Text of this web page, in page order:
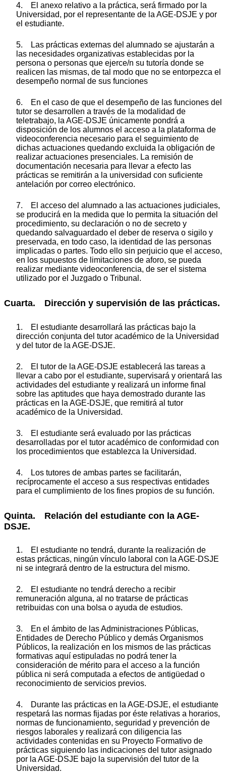
4. El anexo relativo a la práctica, será firmado por la
Universidad, por el representante de la AGE-DSJE y por
el estudiante.
5. Las prácticas externas del alumnado se ajustarán a
las necesidades organizativas establecidas por la
persona o personas que ejerce/n su tutoría donde se
realicen las mismas, de tal modo que no se entorpezca el
desempeño normal de sus funciones
6. En el caso de que el desempeño de las funciones del
tutor se desarrollen a través de la modalidad de
teletrabajo, la AGE-DSJE únicamente pondrá a
disposición de los alumnos el acceso a la plataforma de
videoconferencia necesario para el seguimiento de
dichas actuaciones quedando excluida la obligación de
realizar actuaciones presenciales. La remisión de
documentación necesaria para llevar a efecto las
prácticas se remitirán a la universidad con suficiente
antelación por correo electrónico.
7. El acceso del alumnado a las actuaciones judiciales,
se producirá en la medida que lo permita la situación del
procedimiento, su declaración o no de secreto y
quedando salvaguardado el deber de reserva o sigilo y
preservada, en todo caso, la identidad de las personas
implicadas o partes. Todo ello sin perjuicio que el acceso,
en los supuestos de limitaciones de aforo, se pueda
realizar mediante videoconferencia, de ser el sistema
utilizado por el Juzgado o Tribunal.
Cuarta. Dirección y supervisión de las prácticas.
1. El estudiante desarrollará las prácticas bajo la
dirección conjunta del tutor académico de la Universidad
y del tutor de la AGE-DSJE.
2. El tutor de la AGE-DSJE establecerá las tareas a
llevar a cabo por el estudiante, supervisará y orientará las
actividades del estudiante y realizará un informe final
sobre las aptitudes que haya demostrado durante las
prácticas en la AGE-DSJE, que remitirá al tutor
académico de la Universidad.
3. El estudiante será evaluado por las prácticas
desarrolladas por el tutor académico de conformidad con
los procedimientos que establezca la Universidad.
4. Los tutores de ambas partes se facilitarán,
recíprocamente el acceso a sus respectivas entidades
para el cumplimiento de los fines propios de su función.
Quinta. Relación del estudiante con la AGE-
DSJE.
1. El estudiante no tendrá, durante la realización de
estas prácticas, ningún vínculo laboral con la AGE-DSJE
ni se integrará dentro de la estructura del mismo.
2. El estudiante no tendrá derecho a recibir
remuneración alguna, al no tratarse de prácticas
retribuidas con una bolsa o ayuda de estudios.
3. En el ámbito de las Administraciones Públicas,
Entidades de Derecho Público y demás Organismos
Públicos, la realización en los mismos de las prácticas
formativas aquí estipuladas no podrá tener la
consideración de mérito para el acceso a la función
pública ni será computada a efectos de antigüedad o
reconocimiento de servicios previos.
4. Durante las prácticas en la AGE-DSJE, el estudiante
respetará las normas fijadas por éste relativas a horarios,
normas de funcionamiento, seguridad y prevención de
riesgos laborales y realizará con diligencia las
actividades contenidas en su Proyecto Formativo de
prácticas siguiendo las indicaciones del tutor asignado
por la AGE-DSJE bajo la supervisión del tutor de la
Universidad.